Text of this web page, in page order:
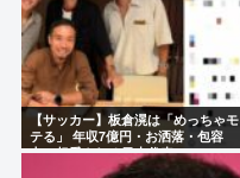
【サッカー】板倉滉は「めっちゃモ
テる」 年収7億円・お洒落・包容
力…超愛される日本代表